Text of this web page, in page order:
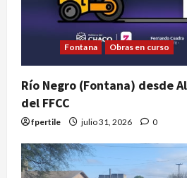
Fontana Obras en curso
Río Negro (Fontana) desde
del FFCC
fpertile julio 31, 2026 0